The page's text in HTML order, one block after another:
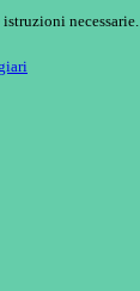
necessarie.